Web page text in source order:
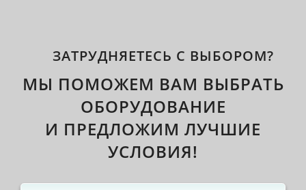
ЗАТРУДНЯЕТЕСЬ С ВЫБОРОМ?
МЫ ПОМОЖЕМ ВАМ ВЫБРАТЬ
ОБОРУДОВАНИЕ
И ПРЕДЛОЖИМ ЛУЧШИЕ
УСЛОВИЯ!